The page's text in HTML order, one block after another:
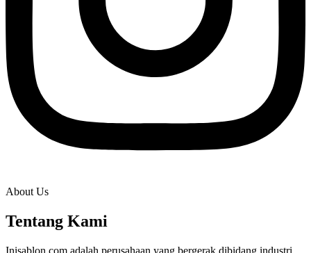
About Us
Tentang Kami